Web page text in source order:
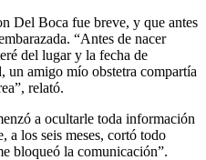
Del Boca fue breve, y que antes
“Antes de nacer
del lugar y la fecha de
un amigo mío obstetra compartía
relató.
a ocultarle toda información
a los seis meses, cortó todo
bloqueó la comunicación”.